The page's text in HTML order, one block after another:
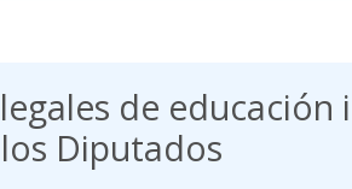
de
Diputados